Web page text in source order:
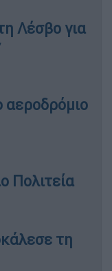
Λέσβο για
Πολιτεία
τη